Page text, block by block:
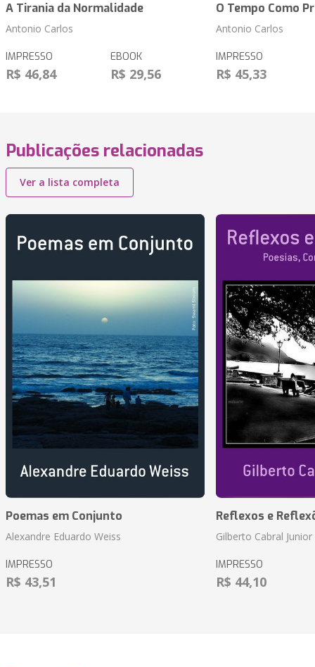
A Tirania da Normalidade
Antonio Carlos
IMPRESSO
R$ 46,84
EBOOK
R$ 29,56
O Tempo Como
Antonio Carlos
IMPRESSO
R$ 45,33
Publicações relacionadas
Ver a lista completa
Poemas em Conjunto
Alexandre Eduardo Weiss
IMPRESSO
R$ 43,51
Reflexos e
Gilberto Cabral Junior
IMPRESSO
R$ 44,10